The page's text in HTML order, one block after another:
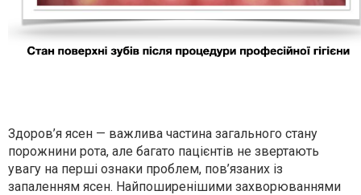
Здоров’я ясен — важлива частина загального стану
порожнини рота, але багато пацієнтів не звертають
увагу на перші ознаки проблем, пов’язаних із
запаленням ясен. Найпоширенішими захворюваннями